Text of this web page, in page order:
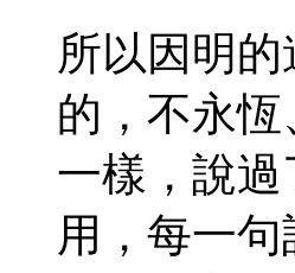
所以因明
的，不永
一樣，說
用，每一